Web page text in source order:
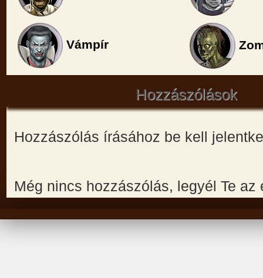
Vámpír
Hozzászólások
Hozzászólás írásához be kell
Még nincs hozzászólás, legyél Te az